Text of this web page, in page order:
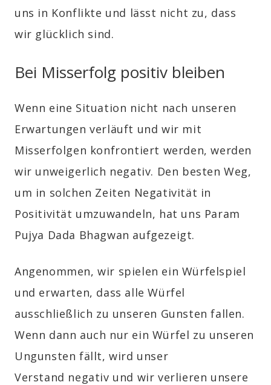
uns in Konflikte und lässt nicht zu, dass
wir glücklich sind.
Bei Misserfolg positiv bleiben
Wenn eine Situation nicht nach unseren
Erwartungen verläuft und wir mit
Misserfolgen konfrontiert werden, werden
wir unweigerlich negativ. Den besten Weg,
um in solchen Zeiten Negativität in
Positivität umzuwandeln, hat uns Param
Pujya Dada Bhagwan aufgezeigt.
Angenommen, wir spielen ein Würfelspiel
und erwarten, dass alle Würfel
ausschließlich zu unseren Gunsten fallen.
Wenn dann auch nur ein Würfel zu unseren
Ungunsten fällt, wird unser
Verstand negativ und wir verlieren unsere